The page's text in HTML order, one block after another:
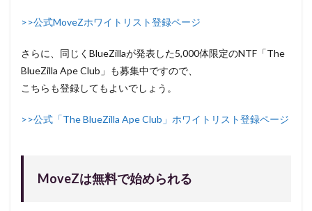
>>公式MoveZホワイトリスト登録ページ
さらに、同じくBlueZillaが発表した5,000体限定のNTF「The
BlueZilla Ape Club」も募集中ですので、
こちらも登録してもよいでしょう。
>>公式「The BlueZilla Ape Club」ホワイトリスト登録ページ
MoveZは無料で始められる